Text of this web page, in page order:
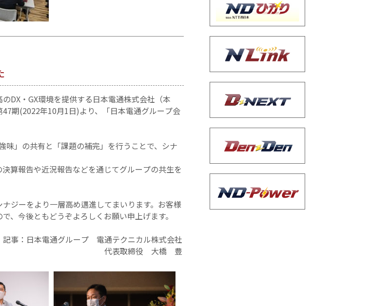
DX・GX環境を提供する日本電通株式会社（本
期(2022年10月1日)より、「日本電通グループ会
味」の共有と「課題の補完」を行うことで、シナ
算報告や近況報告などを通じてグループの共生を
ジーをより一層高め邁進してまいります。お客様
、今後ともどうぞよろしくお願い申上げます。
通テクニカル株式会社
大橋 豊